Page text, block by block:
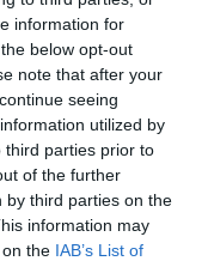
information for
below opt-out
note that after your
seeing
utilized by
third parties prior to
of the further
by third parties on the
information may
the IAB’s List of
este gratuită.
datelor
și Administrarea
Afacerilor
este de48-72 de
cu condiția
solicitate.